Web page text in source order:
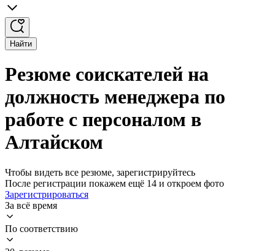
Найти
Резюме соискателей на
должность менеджера по
работе с персоналом в
Алтайском
Чтобы видеть все резюме, зарегистрируйтесь
После регистрации покажем ещё 14 и откроем фото
Зарегистрироваться
За всё время
По соответствию